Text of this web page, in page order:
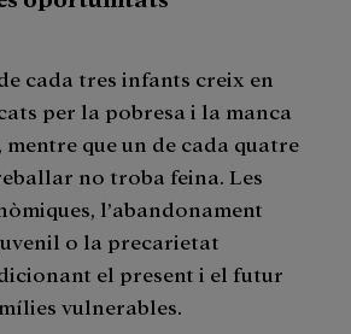
cada tres infants creix en
per la pobresa i la manca
que un de cada quatre
no troba feina. Les
l’abandonament
o la precarietat
el present i el futur
vulnerables.